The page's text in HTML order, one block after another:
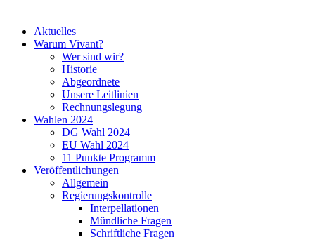
Aktuelles
Warum Vivant?
Wer sind wir?
Historie
Abgeordnete
Unsere Leitlinien
Rechnungslegung
Wahlen 2024
DG Wahl 2024
EU Wahl 2024
11 Punkte Programm
Veröffentlichungen
Allgemein
Regierungskontrolle
Interpellationen
Mündliche Fragen
Schriftliche Fragen